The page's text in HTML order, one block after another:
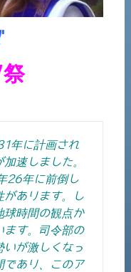
祭
年に計画され
速しました。
26年に前倒し
があります。し
球時間の観点か
ます。司令部の
いが激しくなっ
であり、このア